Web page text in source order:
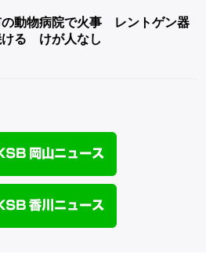
の動物病院で火事 レントゲン器
ける けが人なし